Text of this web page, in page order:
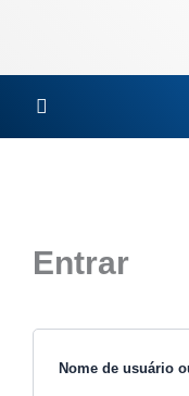
o
conteúdo
Entrar
Nome de usuário